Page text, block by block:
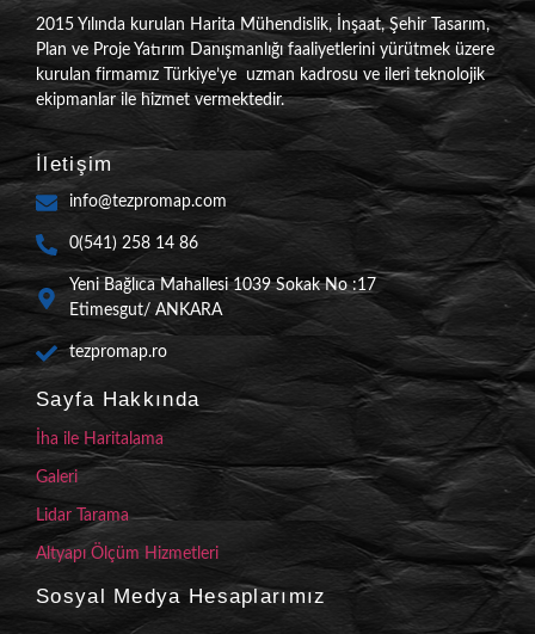
2015 Yılında kurulan Harita Mühendislik, İnşaat, Şehir Tasarım,
Plan ve Proje Yatırım Danışmanlığı faaliyetlerini yürütmek üzere
kurulan firmamız Türkiye’ye uzman kadrosu ve ileri teknolojik
ekipmanlar ile hizmet vermektedir.
İletişim
info@tezpromap.com
0(541) 258 14 86
Yeni Bağlıca Mahallesi 1039 Sokak No :17
Etimesgut/ ANKARA
tezpromap.ro
Sayfa Hakkında
İha ile Haritalama
Galeri
Lidar Tarama
Altyapı Ölçüm Hizmetleri
Sosyal Medya Hesaplarımız